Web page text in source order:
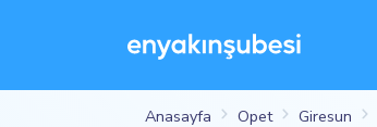
Anasayfa Opet Giresun